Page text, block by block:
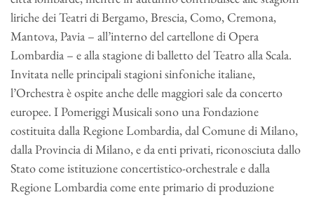
liriche dei Teatri di Bergamo, Brescia, Como, Cremona,
Mantova, Pavia – all’interno del cartellone di Opera
Lombardia – e alla stagione di balletto del Teatro alla Scala.
Invitata nelle principali stagioni sinfoniche italiane,
l’Orchestra è ospite anche delle maggiori sale da concerto
europee. I Pomeriggi Musicali sono una Fondazione
costituita dalla Regione Lombardia, dal Comune di Milano,
dalla Provincia di Milano, e da enti privati, riconosciuta dallo
Stato come istituzione concertistico-orchestrale e dalla
Regione Lombardia come ente primario di produzione